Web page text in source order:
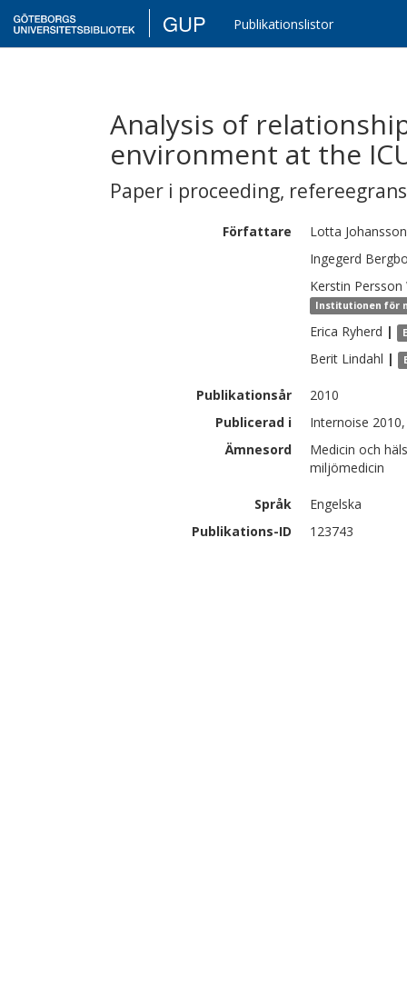
GUP Publikationslistor
Analysis of
environment at the
Paper i proceeding,
Författare Lotta Johansson
Ingegerd
Kerstin Persson
Institutionen för
Erica Ryherd |
Berit Lindahl |
Publikationsår
2010
Publicerad i
Internoise
Ämnesord
Medicin och
miljömedicin
Språk
Engelska
Publikations-ID
123743